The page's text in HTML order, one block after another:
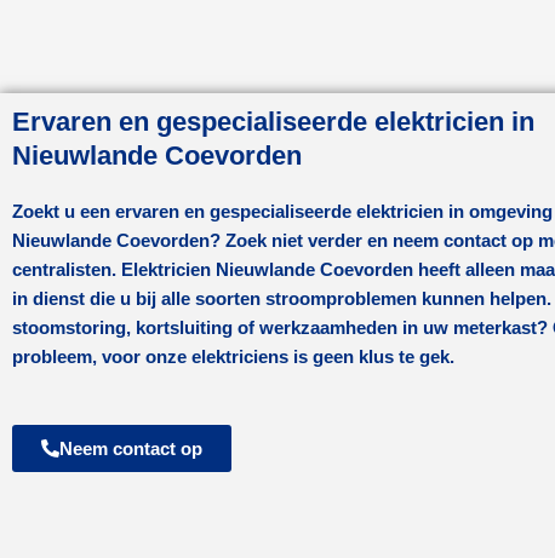
Ervaren en gespecialiseerde elektricien in
Nieuwlande Coevorden
Zoekt u een ervaren en gespecialiseerde elektricien in
Nieuwlande Coevorden? Zoek niet verder en neem contact op
centralisten. Elektricien Nieuwlande Coevorden heeft alleen
in dienst die u bij alle soorten stroomproblemen kunnen helpen.
stoomstoring, kortsluiting of werkzaamheden in uw meterkast?
probleem, voor onze elektriciens is geen klus te gek.
Neem contact op